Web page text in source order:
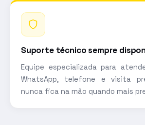
Suporte técnico sempre
Equipe especializada para
WhatsApp, telefone e visita
nunca fica na mão quando mais